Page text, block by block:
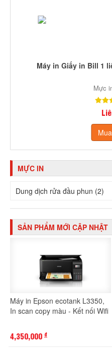
Máy in Giấy in Bill 1
Mực
MỰC IN
Dung dịch rửa đầu phun (2)
SẢN PHẨM MỚI CẬP NHẬT
Máy in Epson ecotank L3350,
In scan copy màu - Kết nối Wifi
4,350,000 đ